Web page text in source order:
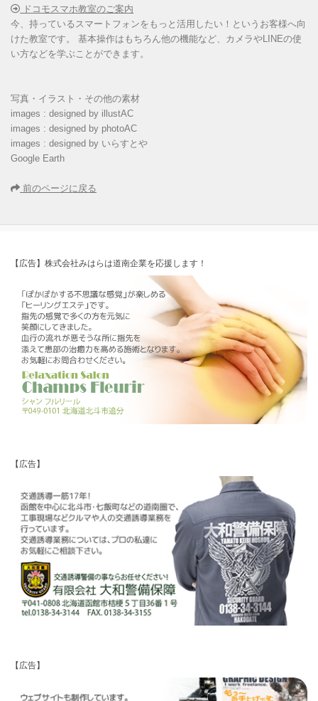
ドコモスマホ教室のご案内
今、持っているスマートフォンをもっと活用したい！というお客様へ向
けた教室です。 基本操作はもちろん他の機能など、カメラやLINEの使
い方などを学ぶことができます。
写真・イラスト・その他の素材
images : designed by illustAC
images : designed by photoAC
images : designed by いらすとや
Google Earth
前のページに戻る
【広告】株式会社みはらは道南企業を応援します！
【広告】
【広告】